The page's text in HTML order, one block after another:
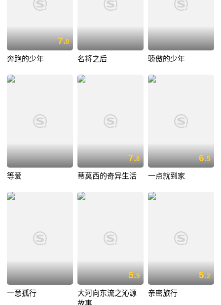
7.0
奔跑的少年 名将之后 骄傲的少年
等爱
7.8
蒂莫西的奇异生活
6.5
一点就到家
一意孤行
5.9
大河向东流之沁源
5.2
亲密旅行